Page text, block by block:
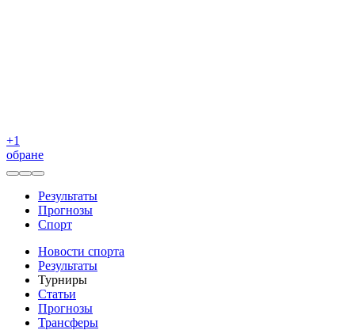
+1
обране
Результаты
Прогнозы
Спорт
Новости спорта
Результаты
Турниры
Статьи
Прогнозы
Трансферы